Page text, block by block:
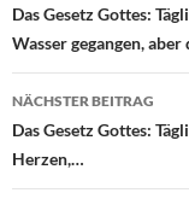
Das Gesetz Gottes:
Wasser gegangen,
NÄCHSTER BEITRAG
Das Gesetz Gottes:
Herzen,…